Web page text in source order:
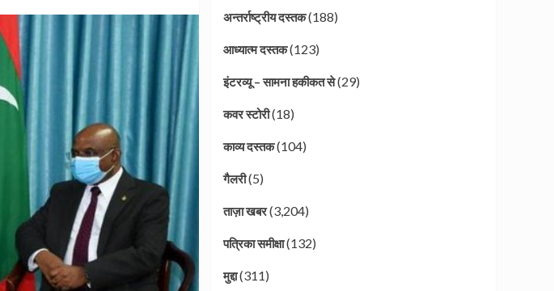
अन्तर्राष्ट्रीय दस्तक(188)
आध्यात्म दस्तक(123)
इंटरव्यू – सामना हकीकत से(29)
कवर स्टोरी(18)
काव्य दस्तक(104)
गैलरी(5)
ताज़ा खबर(3,204)
पत्रिका समीक्षा(132)
मुद्दा(311)